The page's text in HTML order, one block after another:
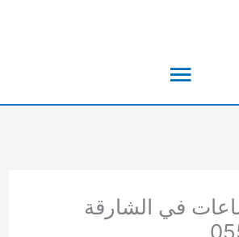
القائمة
في الشارقة